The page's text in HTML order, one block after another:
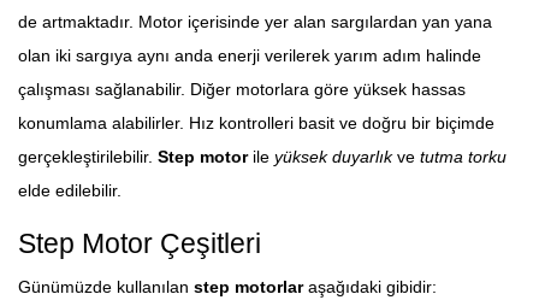
de artmaktadır. Motor içerisinde yer alan sargılardan yan yana
olan iki sargıya aynı anda enerji verilerek yarım adım halinde
çalışması sağlanabilir. Diğer motorlara göre yüksek hassas
konumlama alabilirler. Hız kontrolleri basit ve doğru bir biçimde
gerçekleştirilebilir. Step motorile yüksek duyarlıkve tutma torku
elde edilebilir.
Step Motor Çeşitleri
Günümüzde kullanılan step motorlaraşağıdaki gibidir: